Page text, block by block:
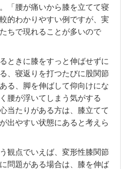
「腰が痛いから膝を立てて寝
的わかりやすい例ですが、実
ちで現れることが多いので
ときに膝をすっと伸ばせずに
、寝返りを打つたびに股関節
る、脚を伸ばして仰向けにな
腰が浮いてしまう気がする
たりがある方は、膝立てて
出やすい状態にあると考えら
観点でいえば、変形性膝関節
問題がある場合は、膝を伸ば